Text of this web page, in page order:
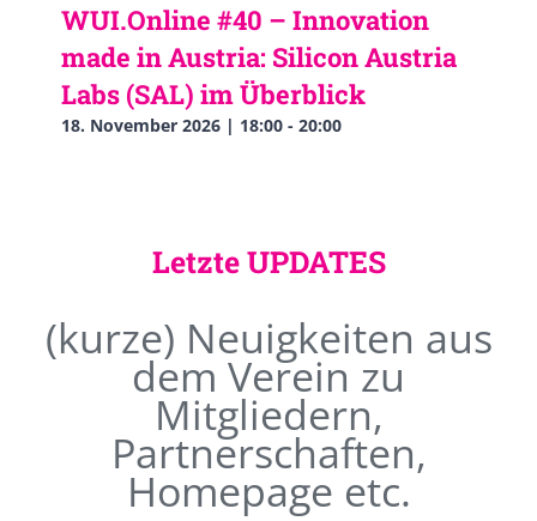
WUI.Online #40 – Innovation
made in Austria: Silicon Austria
Labs (SAL) im Überblick
18. November 2026 | 18:00 - 20:00
Letzte UPDATES
(kurze) Neuigkeiten aus
dem Verein zu
Mitgliedern,
Partnerschaften,
Homepage etc.